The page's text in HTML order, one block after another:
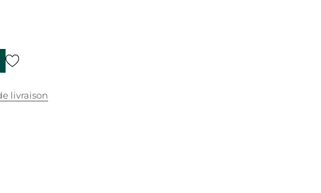
livraison